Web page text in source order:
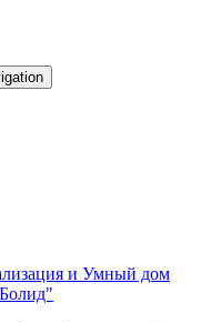
и Умный дом